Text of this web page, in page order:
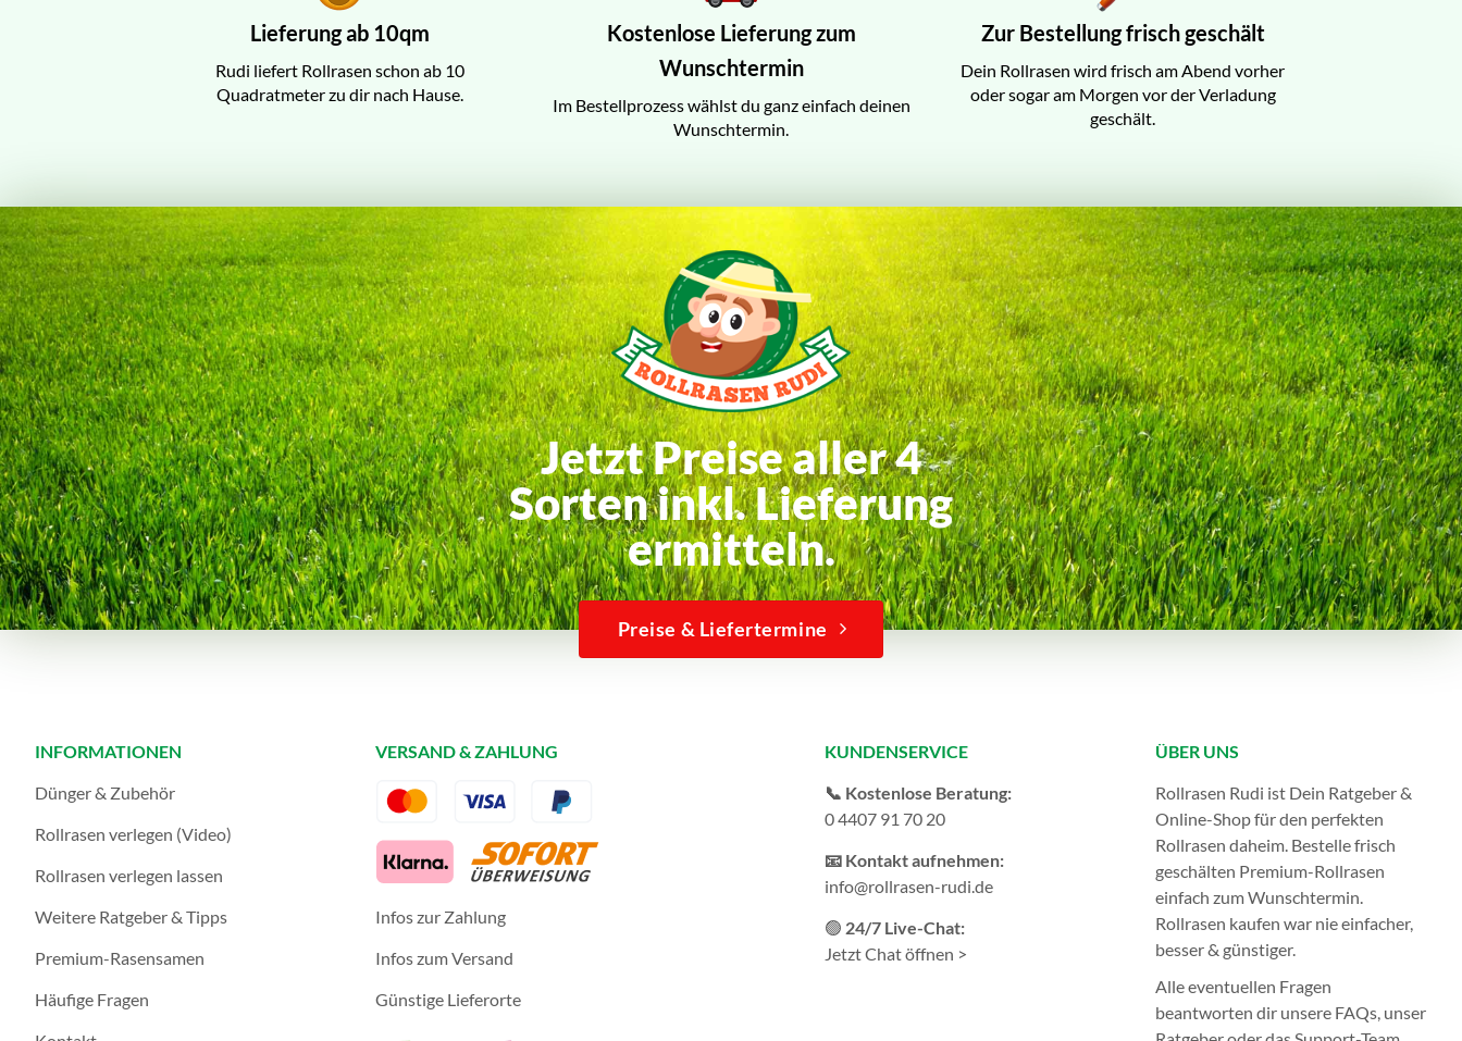
Lieferung ab 10qm
Rudi liefert Rollrasen schon ab 10
Quadratmeter zu dir nach Hause.
Kostenlose Lieferung zum
Wunschtermin
Im Bestellprozess wählst du ganz einfach deinen
Wunschtermin.
Zur Bestellung frisch geschält
Dein Rollrasen wird frisch am Abend vorher
oder sogar am Morgen vor der Verladung
geschält.
Jetzt Preise aller 4
Sorten inkl. Lieferung
ermitteln.
Preise & Liefertermine
INFORMATIONEN
Dünger & Zubehör
Rollrasen verlegen (Video)
Rollrasen verlegen lassen
Weitere Ratgeber & Tipps
Premium-Rasensamen
Häufige Fragen
VERSAND & ZAHLUNG
Infos zur Zahlung
Infos zum Versand
Günstige Lieferorte
KUNDENSERVICE
📞 Kostenlose Beratung:
0 4407 91 70 20
📧 Kontakt aufnehmen:
info@rollrasen-rudi.de
🟢 24/7 Live-Chat:
Jetzt Chat öffnen >
ÜBER UNS
Rollrasen Rudi ist Dein Ratgeber &
Online-Shop für den perfekten
Rollrasen daheim. Bestelle frisch
geschälten Premium-Rollrasen
einfach zum Wunschtermin.
Rollrasen kaufen war nie einfacher,
besser & günstiger.
Alle eventuellen Fragen
beantworten dir unsere FAQs, unser